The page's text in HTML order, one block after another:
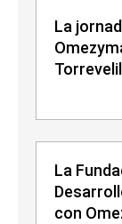
La
La
con